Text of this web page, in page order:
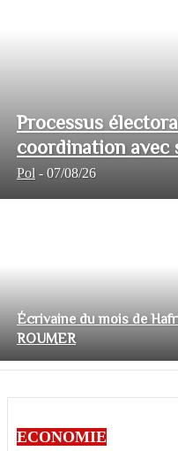
Processus
coordination avec
Pol - 07/08/26
Écrivaine du mois de
ROUMER
ECONOMIE